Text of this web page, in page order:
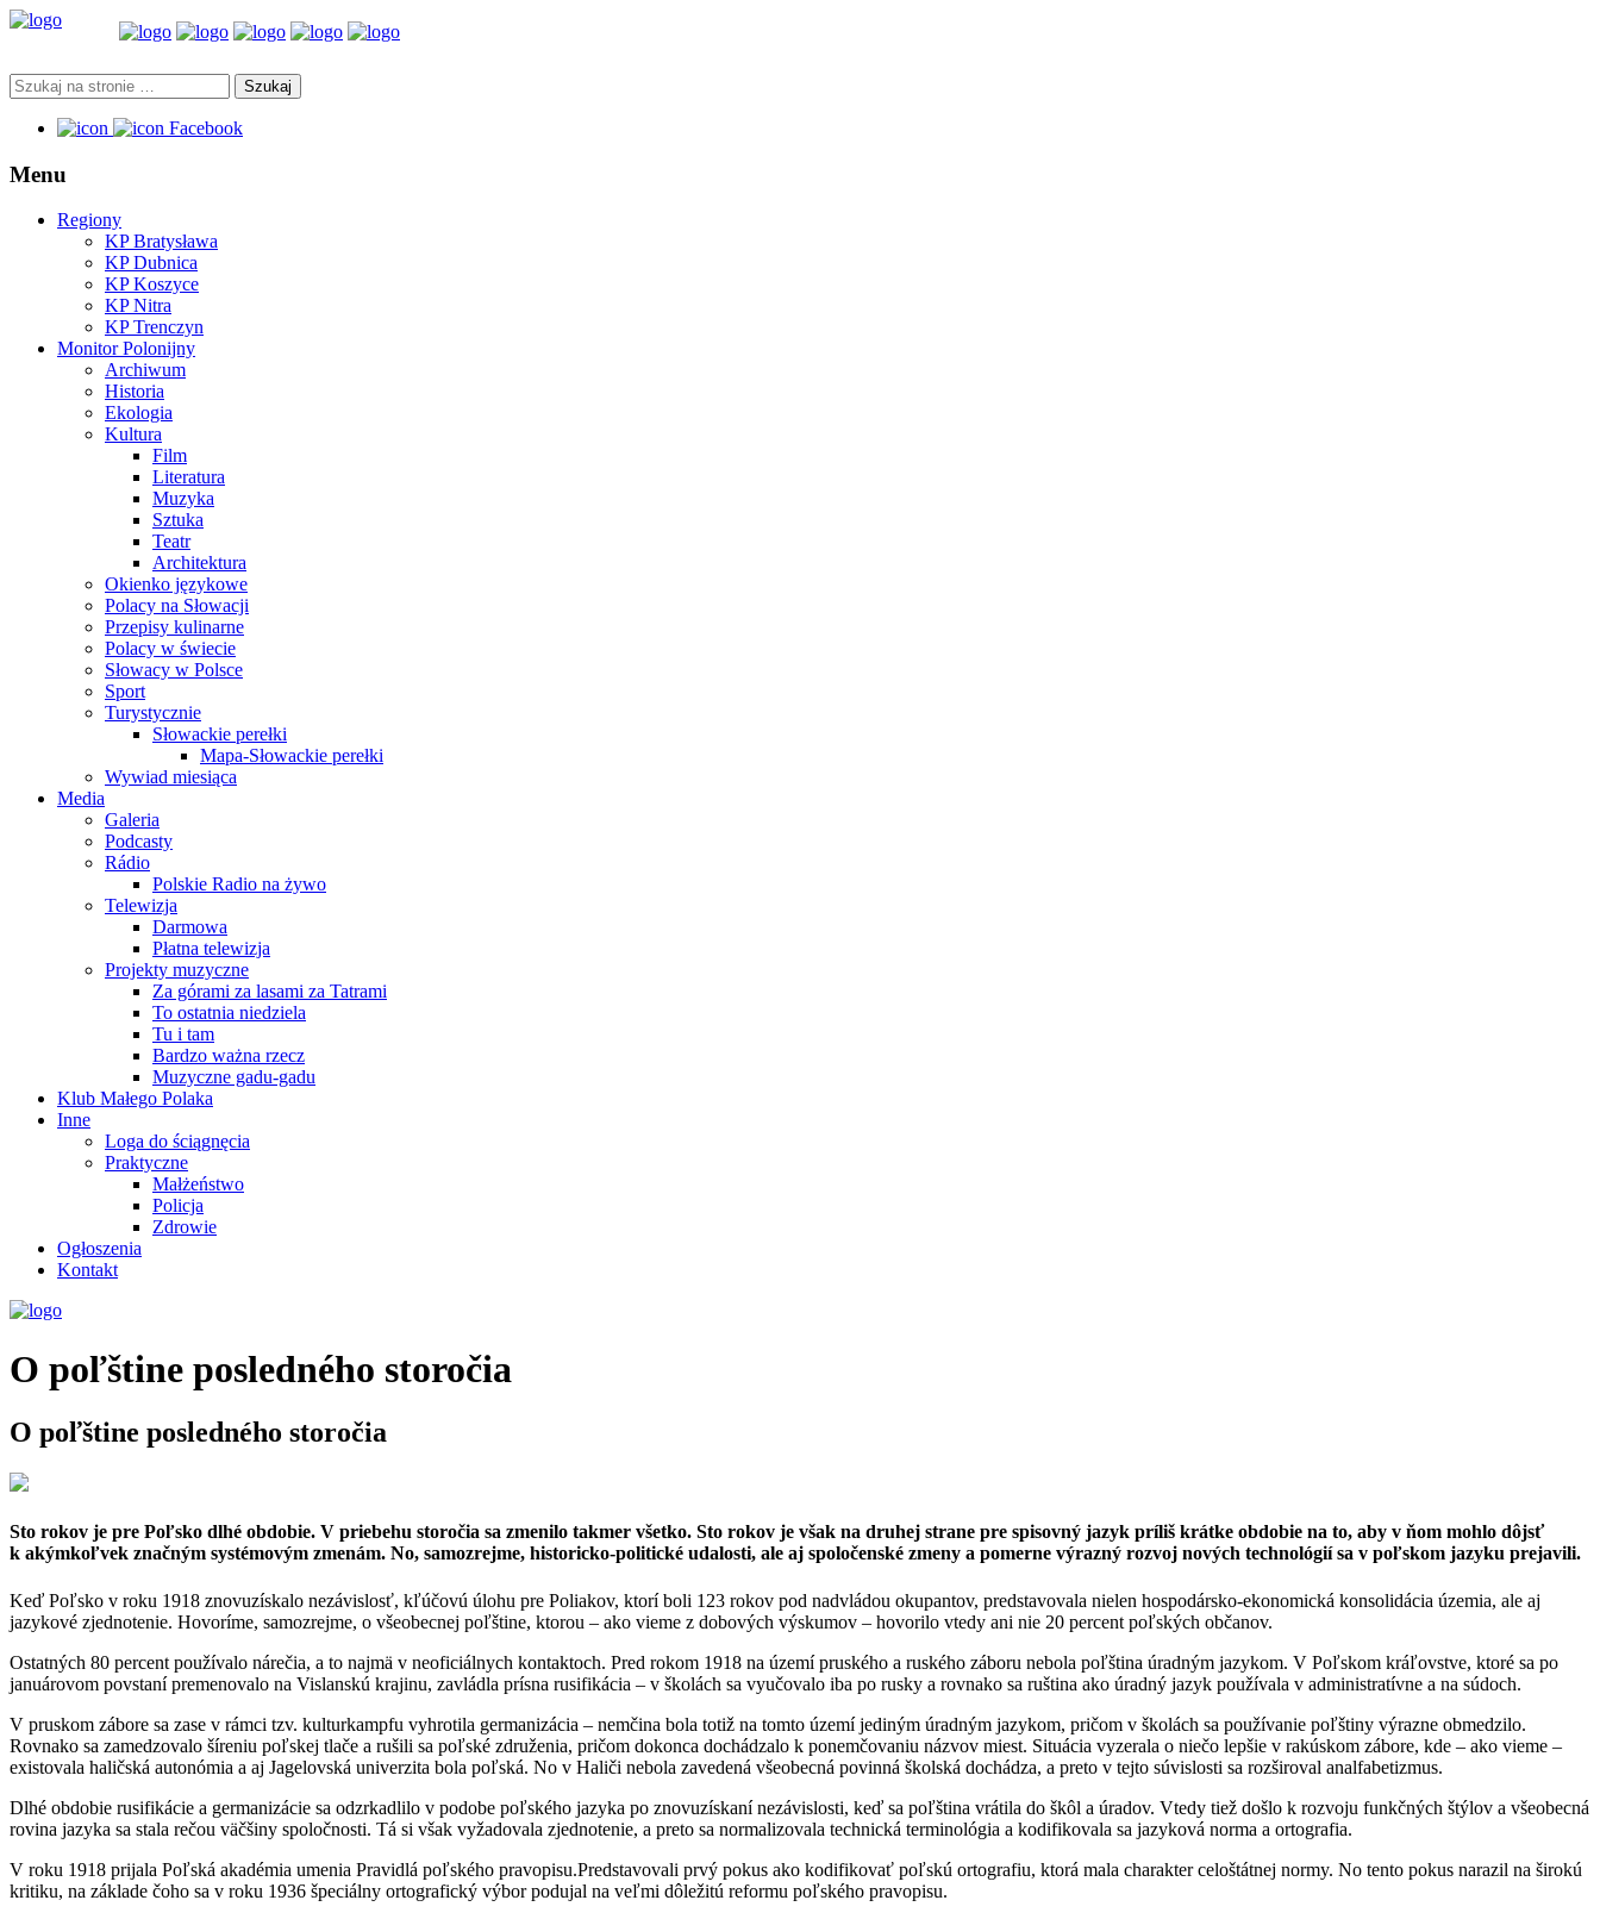
Facebook
Menu
Regiony
KP Bratysława
KP Dubnica
KP Koszyce
KP Nitra
KP Trenczyn
Monitor Polonijny
Archiwum
Historia
Ekologia
Kultura
Film
Literatura
Muzyka
Sztuka
Teatr
Architektura
Okienko językowe
Polacy na Słowacji
Przepisy kulinarne
Polacy w świecie
Słowacy w Polsce
Sport
Turystycznie
Słowackie perełki
Mapa-Słowackie perełki
Wywiad miesiąca
Media
Galeria
Podcasty
Rádio
Polskie Radio na żywo
Telewizja
Darmowa
Płatna telewizja
Projekty muzyczne
Za górami za lasami za Tatrami
To ostatnia niedziela
Tu i tam
Bardzo ważna rzecz
Muzyczne gadu-gadu
Klub Małego Polaka
Inne
Loga do ściągnęcia
Praktyczne
Małżeństwo
Policja
Zdrowie
Ogłoszenia
Kontakt
O poľštine posledného storočia
O poľštine posledného storočia
Sto rokov je pre Poľsko dlhé obdobie. V priebehu storočia sa zmenilo takmer všetko. Sto rokov je však na druhej strane pre spisovný jazyk príliš krátke obdobie na to, aby v ňom mohlo dôjsť
k akýmkoľvek značným systémovým zmenám. No, samozrejme, historicko-politické udalosti, ale aj spoločenské zmeny a pomerne výrazný rozvoj nových technológií sa v poľskom jazyku prejavili.
Keď Poľsko v roku 1918 znovuzískalo nezávislosť, kľúčovú úlohu pre Poliakov, ktorí boli 123 rokov pod nadvládou okupantov, predstavovala nielen hospodársko-ekonomická konsolidácia územia, ale aj
jazykové zjednotenie. Hovoríme, samozrejme, o všeobecnej poľštine, ktorou – ako vieme z dobových výskumov – hovorilo vtedy ani nie 20 percent poľských občanov.
Ostatných 80 percent používalo nárečia, a to najmä v neoficiálnych kontaktoch. Pred rokom 1918 na území pruského a ruského záboru nebola poľština úradným jazykom. V Poľskom kráľovstve, ktoré sa po
januárovom povstaní premenovalo na Vislanskú krajinu, zavládla prísna rusifikácia – v školách sa vyučovalo iba po rusky a rovnako sa ruština ako úradný jazyk používala v administratívne a na súdoch.
V pruskom zábore sa zase v rámci tzv. kulturkampfu vyhrotila germanizácia – nemčina bola totiž na tomto území jediným úradným jazykom, pričom v školách sa používanie poľštiny výrazne obmedzilo.
Rovnako sa zamedzovalo šíreniu poľskej tlače a rušili sa poľské združenia, pričom dokonca dochádzalo k ponemčovaniu názvov miest. Situácia vyzerala o niečo lepšie v rakúskom zábore, kde – ako vieme –
existovala haličská autonómia a aj Jagelovská univerzita bola poľská. No v Haliči nebola zavedená všeobecná povinná školská dochádza, a preto v tejto súvislosti sa rozširoval analfabetizmus.
Dlhé obdobie rusifikácie a germanizácie sa odzrkadlilo v podobe poľského jazyka po znovuzískaní nezávislosti, keď sa poľština vrátila do škôl a úradov. Vtedy tiež došlo k rozvoju funkčných štýlov a všeobecná
rovina jazyka sa stala rečou väčšiny spoločnosti. Tá si však vyžadovala zjednotenie, a preto sa normalizovala technická terminológia a kodifikovala sa jazyková norma a ortografia.
V roku 1918 prijala Poľská akadémia umenia Pravidlá poľského pravopisu.Predstavovali prvý pokus ako kodifikovať poľskú ortografiu, ktorá mala charakter celoštátnej normy. No tento pokus narazil na širokú
kritiku, na základe čoho sa v roku 1936 špeciálny ortografický výbor podujal na veľmi dôležitú reformu poľského pravopisu.